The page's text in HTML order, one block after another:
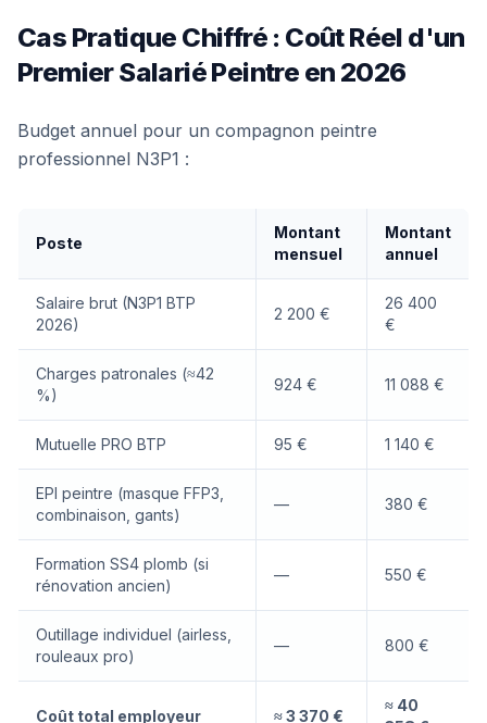
Cas Pratique Chiffré : Coût Réel d'un
Premier Salarié Peintre en 2026
Budget annuel pour un compagnon peintre
professionnel N3P1 :
Poste
Montant
mensuel
Montant
annuel
Salaire brut (N3P1 BTP
2026)
2 200 €
26 400
€
Charges patronales (≈42
%)
924 € 11 088 €
Mutuelle PRO BTP 95 € 1 140 €
EPI peintre (masque FFP3,
combinaison, gants)
— 380 €
Formation SS4 plomb (si
rénovation ancien)
— 550 €
Outillage individuel (airless,
rouleaux pro)
— 800 €
Coût total employeur ≈ 3 370 €
≈ 40